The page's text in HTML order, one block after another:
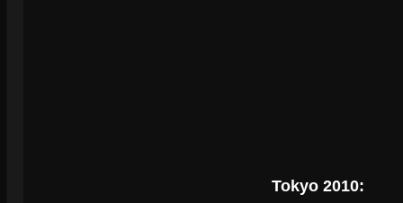
Tokyo 2010: